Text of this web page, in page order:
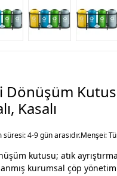
Dönüşüm
Kasalı
süresi: 4-9 gün arasıdır.Menşei:
kutusu; atık ayrıştırma
kurumsal çöp